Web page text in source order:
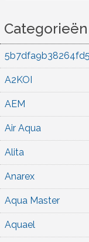
Categorieën
A2KOI
AEM
Air Aqua
Alita
Anarex
Aqua Master
Aquael